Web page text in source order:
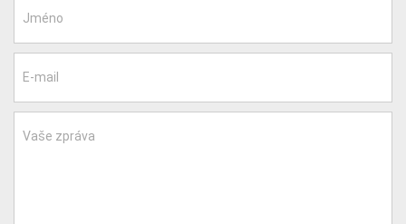
Jméno
E-mail
Vaše zpráva